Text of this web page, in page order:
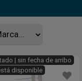
| sin fecha de arribo
disponible